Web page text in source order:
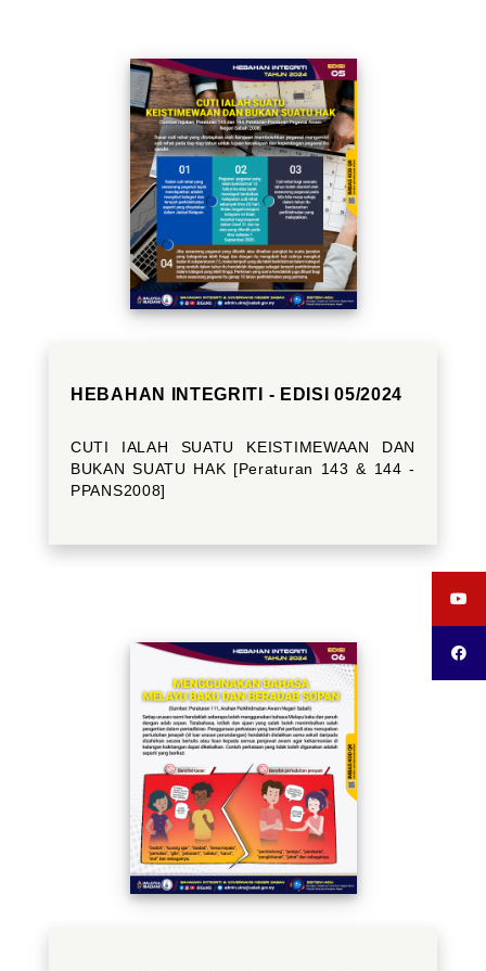
HEBAHAN INTEGRITI - EDISI 05/2024
CUTI IALAH SUATU KEISTIMEWAAN DAN
BUKAN SUATU HAK [Peraturan 143 & 144 -
PPANS2008]